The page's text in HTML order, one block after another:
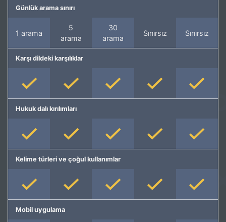
Günlük arama sınırı
1 arama
5
arama
30
arama
Sınırsız Sınırsız
Karşı dildeki karşılıklar
Hukuk dalı kırılımları
Kelime türleri ve çoğul kullanımlar
Mobil uygulama